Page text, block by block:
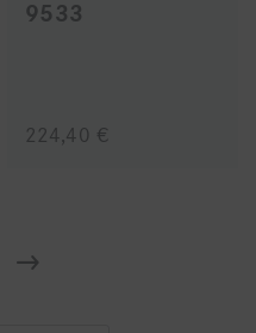
9533
224,40 €